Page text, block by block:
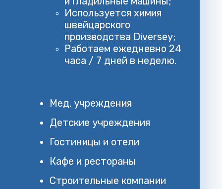
Используется химия
швейцарского
производства Diversey;
Работаем ежедневно 24
часа / 7 дней в неделю.
Мед. учреждения
Детские учреждения
Гостиницы и отели
Кафе и рестораны
Строительные компании